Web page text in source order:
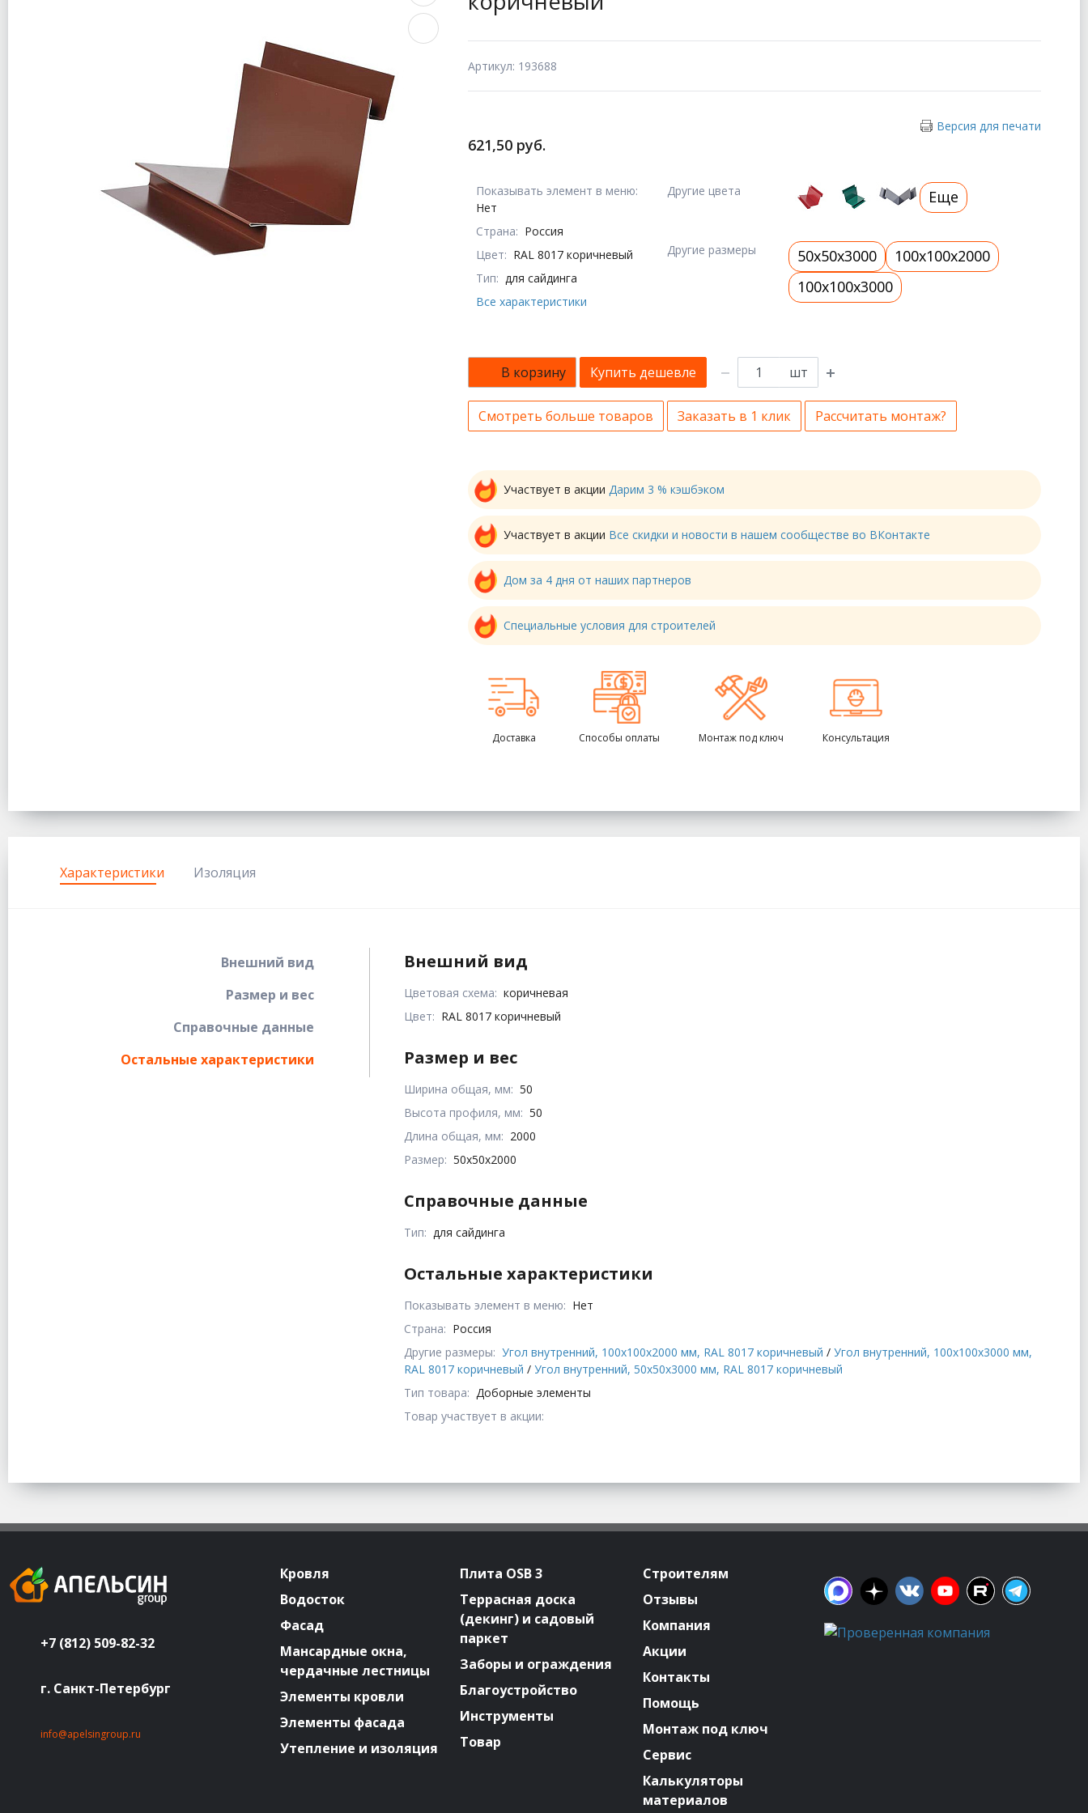
Артикул: 193688
Версия для печати
621,50 руб.
Показывать элемент в меню:
Нет
Страна: Россия
Цвет: RAL 8017 коричневый
Тип: для сайдинга
Все характеристики
Другие цвета Еще
Другие размеры 50x50x3000
100x100x2000
100x100x3000
В корзину Купить дешевле шт
Смотреть больше товаров Заказать в 1 клик Рассчитать монтаж?
Участвует в акции Дарим 3 % кэшбэком
Участвует в акции Все скидки и новости в нашем сообществе во ВКонтакте
Дом за 4 дня от наших партнеров
Специальные условия для строителей
Доставка Способы оплаты Монтаж под ключ Консультация
Характеристики Изоляция
Внешний вид
Размер и вес
Справочные данные
Остальные характеристики
Внешний вид
Цветовая схема: коричневая
Цвет: RAL 8017 коричневый
Размер и вес
Ширина общая, мм: 50
Высота профиля, мм: 50
Длина общая, мм: 2000
Размер: 50x50x2000
Справочные данные
Тип: для сайдинга
Остальные характеристики
Показывать элемент в меню: Нет
Страна: Россия
Другие размеры: Угол внутренний, 100x100x2000 мм, RAL 8017 коричневый /Угол внутренний, 100x100x3000 мм,
RAL 8017 коричневый /Угол внутренний, 50x50x3000 мм, RAL 8017 коричневый
Тип товара: Доборные элементы
Товар участвует в акции:
+7 (812) 509-82-32
г. Санкт-Петербург
info@apelsingroup.ru
Кровля
Водосток
Фасад
Мансардные окна,
чердачные лестницы
Элементы кровли
Элементы фасада
Утепление и изоляция
Плита OSB 3
Террасная доска
(декинг) и садовый
паркет
Заборы и ограждения
Благоустройство
Инструменты
Товар
Строителям
Отзывы
Компания
Акции
Контакты
Помощь
Монтаж под ключ
Сервис
Калькуляторы
материалов